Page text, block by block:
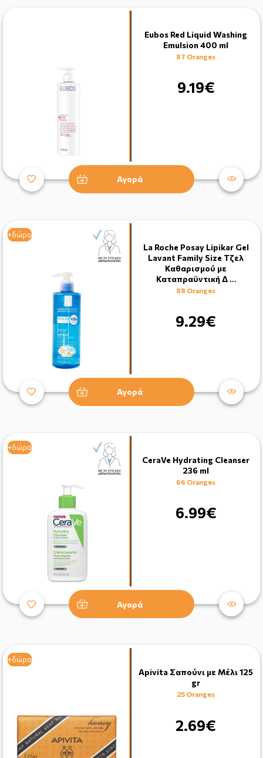
Eubos Red Liquid Washing
Emulsion 400 ml
87 Oranges
9.19€
Αγορά
+δώρο
+δώρο
La Roche Posay Lipikar Gel
Lavant Family Size Τζελ
Καθαρισμού με
Καταπραϋντική Δ …
88 Oranges
9.29€
Αγορά
+δώρο
CeraVe Hydrating Cleanser
236 ml
66 Oranges
6.99€
Αγορά
+δώρο
+δώρο
Apivita Σαπούνι με Μέλι 125
gr
25 Oranges
2.69€